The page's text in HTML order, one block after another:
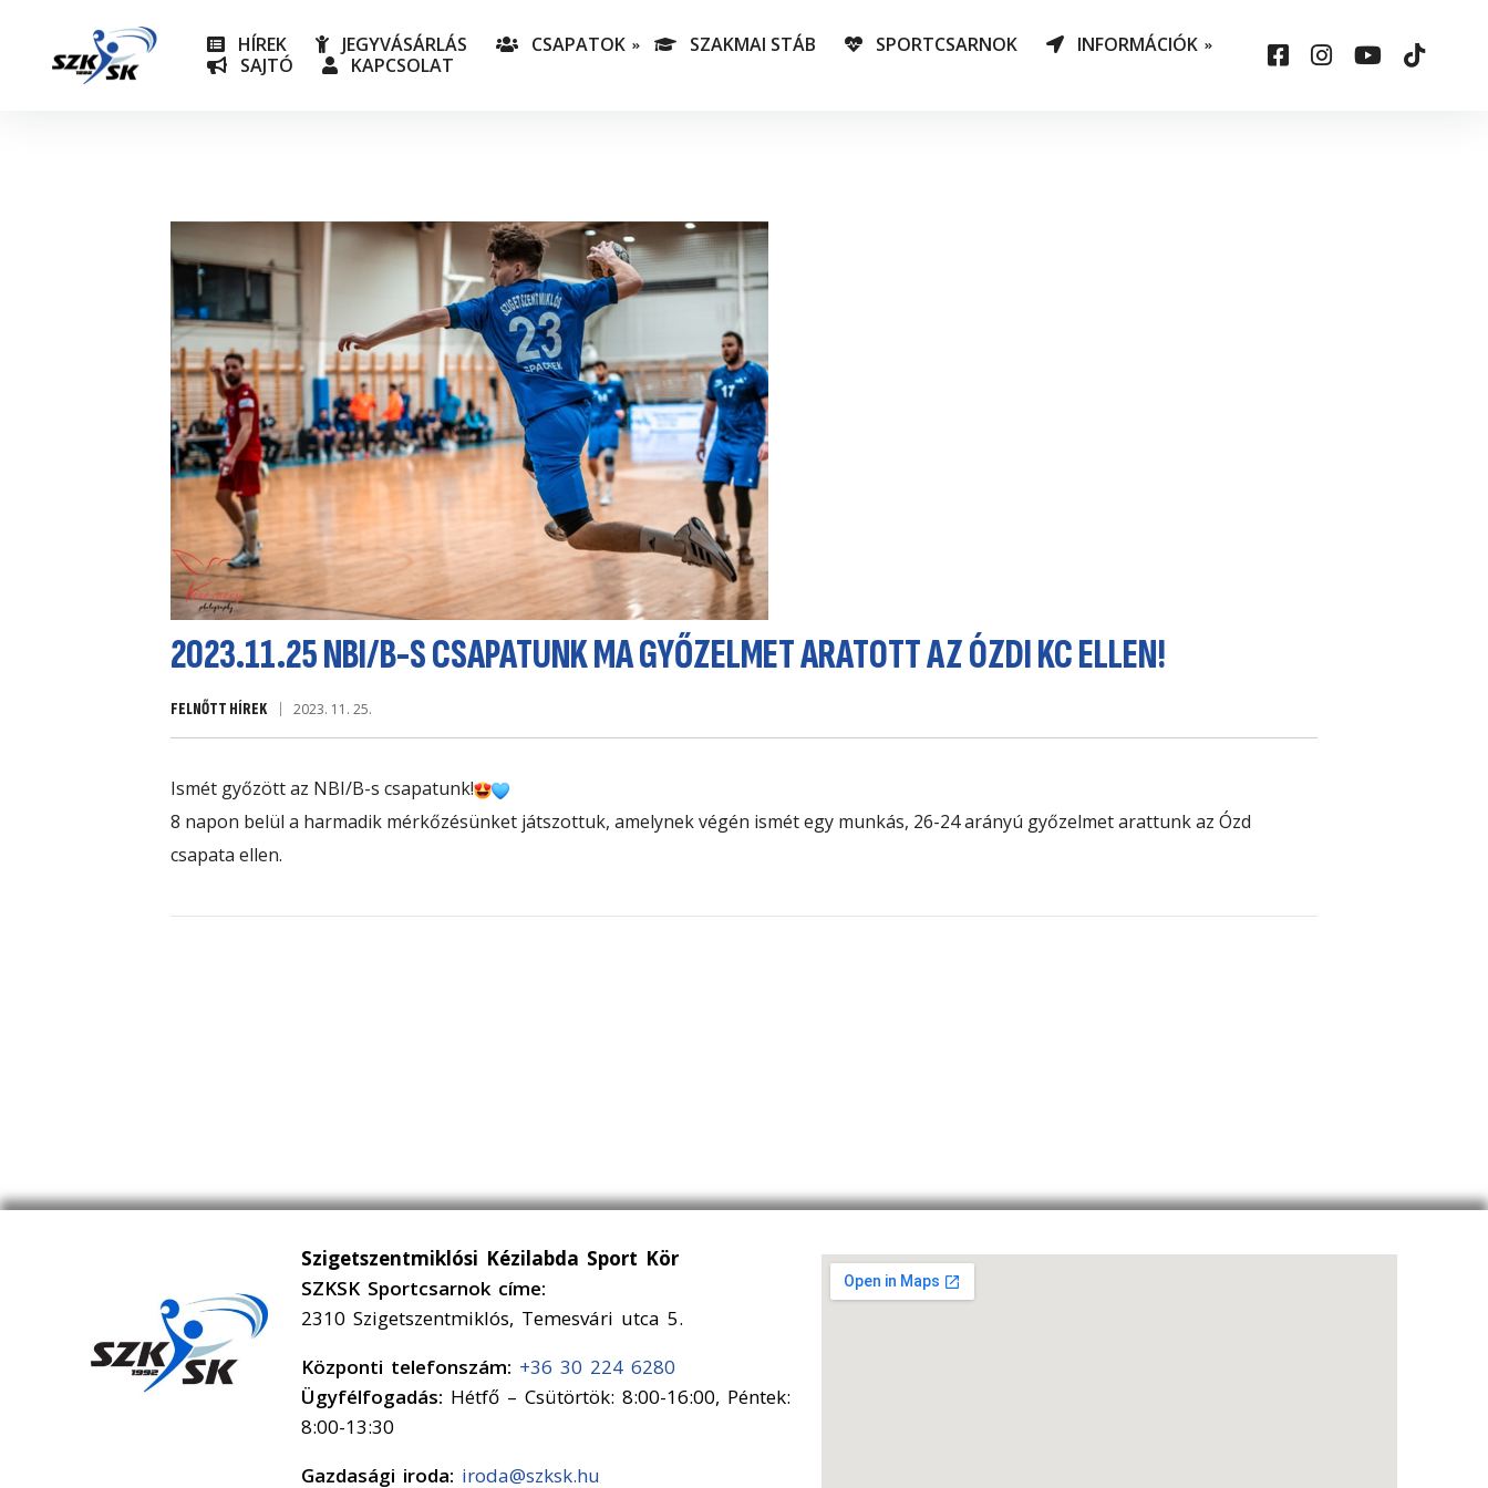
HÍREK JEGYVÁSÁRLÁS CSAPATOK SZAKMAI STÁB SPORTCSARNOK INFORMÁCIÓK
SAJTÓ KAPCSOLAT
2023.11.25 NBI/B-S CSAPATUNK MA GYŐZELMET ARATOTT AZ ÓZDI KC ELLEN!
FELNŐTT HÍREK 2023. 11. 25.
Ismét győzött az NBI/B-s csapatunk!
8 napon belül a harmadik mérkőzésünket játszottuk, amelynek végén ismét egy munkás, 26-24 arányú győzelmet arattunk az Ózd
csapata ellen.
Szigetszentmiklósi Kézilabda Sport Kör
SZKSK Sportcsarnok címe:
2310 Szigetszentmiklós, Temesvári utca 5.
Központi telefonszám: +36 30 224 6280
Ügyfélfogadás: Hétfő – Csütörtök: 8:00-16:00, Péntek:
8:00-13:30
Gazdasági iroda: iroda@szksk.hu